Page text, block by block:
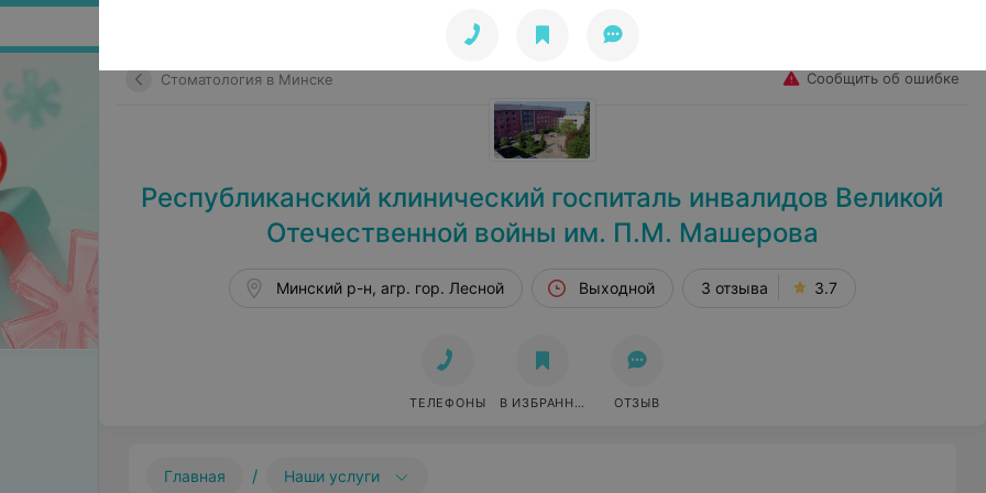
Стоматология в Минске Сообщить об ошибке
Республиканский клинический госпиталь инвалидов Великой
Отечественной войны им. П.М. Машерова
Минский р-н, агр. гор. Лесной Выходной 3 отзыва 3.7
ТЕЛЕФОНЫ В ИЗБРАННОЕ ОТЗЫВ
Главная / Наши услуги